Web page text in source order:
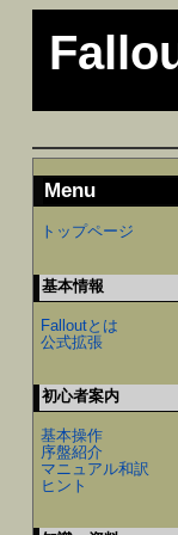
Menu
トップページ
基本情報
Falloutとは
公式拡張
初心者案内
基本操作
序盤紹介
マニュアル和訳
ヒント